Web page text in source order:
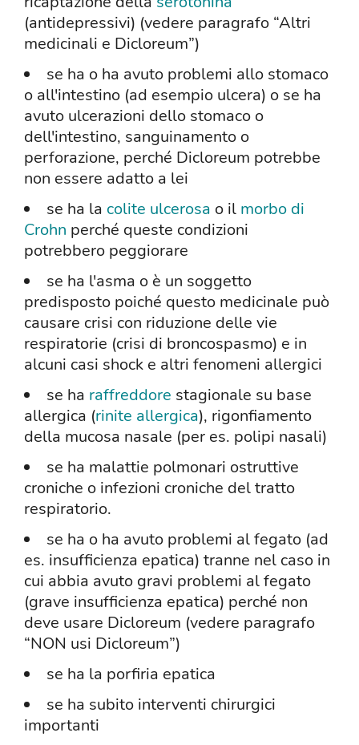
(antidepressivi) (vedere paragrafo “Altri
medicinali e Dicloreum”)
se ha o ha avuto problemi allo stomaco
o all'intestino (ad esempio ulcera) o se ha
avuto ulcerazioni dello stomaco o
dell'intestino, sanguinamento o
perforazione, perché Dicloreum potrebbe
non essere adatto a lei
se ha la colite ulcerosa o il morbo di
Crohn perché queste condizioni
potrebbero peggiorare
se ha l'asma o è un soggetto
predisposto poiché questo medicinale può
causare crisi con riduzione delle vie
respiratorie (crisi di broncospasmo) e in
alcuni casi shock e altri fenomeni allergici
se ha raffreddore stagionale su base
allergica (rinite allergica), rigonfiamento
della mucosa nasale (per es. polipi nasali)
se ha malattie polmonari ostruttive
croniche o infezioni croniche del tratto
respiratorio.
se ha o ha avuto problemi al fegato (ad
es. insufficienza epatica) tranne nel caso in
cui abbia avuto gravi problemi al fegato
(grave insufficienza epatica) perché non
deve usare Dicloreum (vedere paragrafo
“NON usi Dicloreum”)
se ha la porfiria epatica
se ha subito interventi chirurgici
importanti